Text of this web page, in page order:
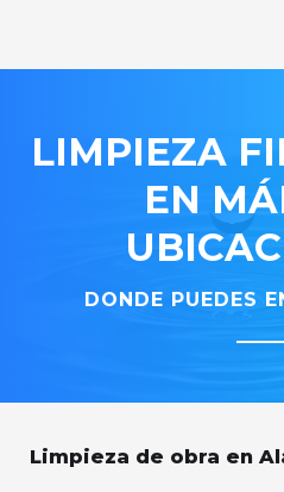
LIMPIEZA
EN
DONDE PUEDES
Limpieza de obra en